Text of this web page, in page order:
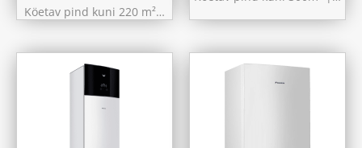
Köetav pind kuni 220 m²…